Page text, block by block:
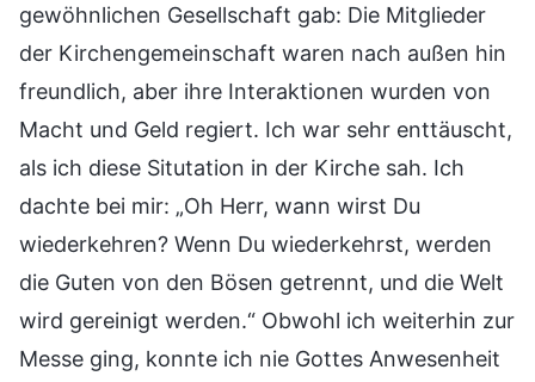
gewöhnlichen Gesellschaft gab: Die Mitglieder
der Kirchengemeinschaft waren nach außen hin
freundlich, aber ihre Interaktionen wurden von
Macht und Geld regiert. Ich war sehr enttäuscht,
als ich diese Situtation in der Kirche sah. Ich
dachte bei mir: „Oh Herr, wann wirst Du
wiederkehren? Wenn Du wiederkehrst, werden
die Guten von den Bösen getrennt, und die Welt
wird gereinigt werden.“ Obwohl ich weiterhin zur
Messe ging, konnte ich nie Gottes Anwesenheit